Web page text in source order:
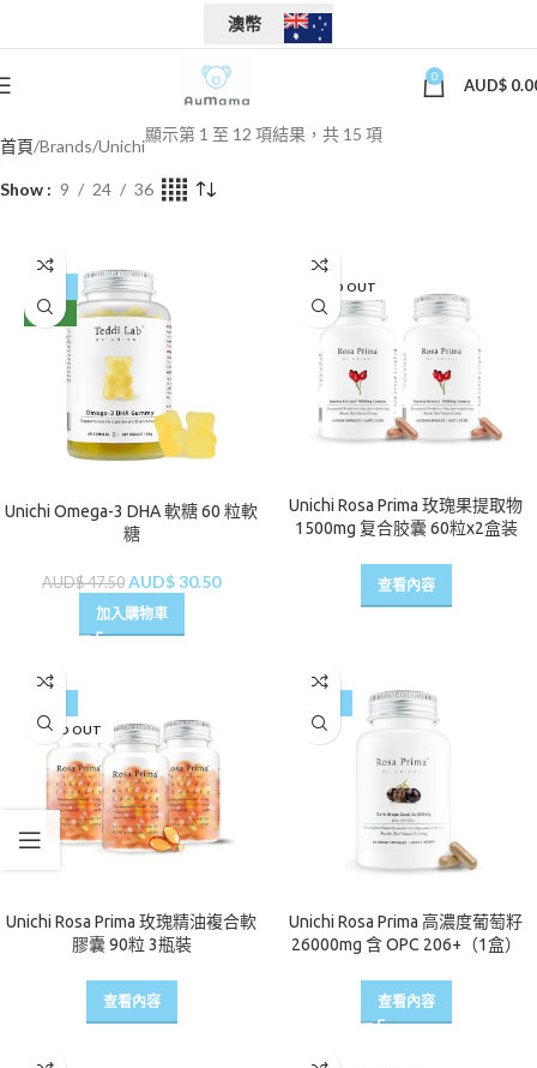
澳幣
0 AUD$
首頁 Brands Unichi
顯示第 1 至 12 項結果，共 15 項
Show 9 24 36
NEW
Unichi Omega-3 DHA 軟糖 60 粒軟
糖
AUD$47.50 AUD$30.50
加入購物車
SOLD OUT
Unichi Rosa Prima 玫瑰果提取物
1500mg 复合胶囊 60粒x2盒装
查看內容
SOLD OUT
Unichi Rosa Prima 玫瑰精油複合軟
膠囊 90粒 3瓶裝
查看內容
Unichi Rosa Prima 高濃度葡萄籽
26000mg 含 OPC 206+（1盒）
查看內容